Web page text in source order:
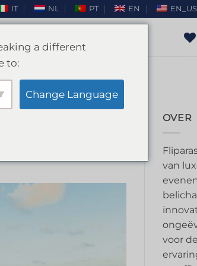
IT NL PT EN EN_US
PARTY
ervaring
OVER
van
voor
a different
to:
Change Language